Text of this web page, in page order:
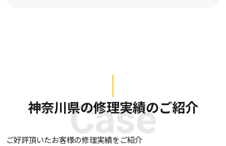
Case
神奈川県の修理実績のご紹介
ご好評頂いたお客様の修理実績をご紹介